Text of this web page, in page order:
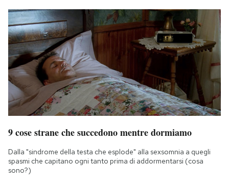
9 cose strane che succedono mentre dormiamo
Dalla "sindrome della testa che esplode" alla sexsomnia a quegli
spasmi che capitano ogni tanto prima di addormentarsi (cosa
sono?)